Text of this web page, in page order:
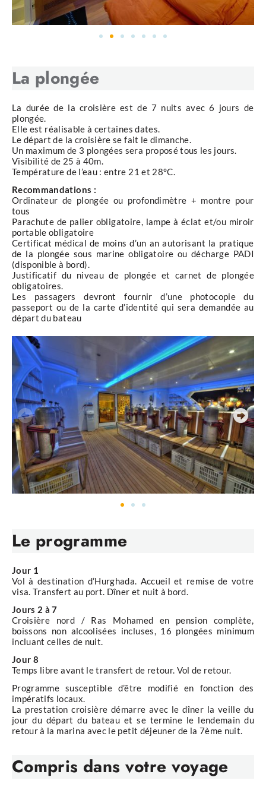
région, cette croisière vous offrira des moments de
pure magie et des souvenirs à jamais gravés dans
La plongée
La durée de la croisière est de 7 nuits avec 6 jours de
plongée.
Elle est réalisable à certaines dates.
Le départ de la croisière se fait le dimanche.
Un maximum de 3 plongées sera proposé tous les jours.
Visibilité de 25 à 40m.
Température de l’eau : entre 21 et 28°C.
Recommandations :
Ordinateur de plongée ou profondimètre + montre pour
tous
Parachute de palier obligatoire, lampe à éclat et/ou miroir
portable obligatoire
Certificat médical de moins d’un an autorisant la pratique
de la plongée sous marine obligatoire ou décharge PADI
(disponible à bord).
Justificatif du niveau de plongée et carnet de plongée
obligatoires.
Les passagers devront fournir d’une photocopie du
passeport ou de la carte d’identité qui sera demandée au
départ du bateau
Le programme
Jour 1
Vol à destination d’Hurghada. Accueil et remise de votre
visa. Transfert au port. Dîner et nuit à bord.
Jours 2 à 7
Croisière nord / Ras Mohamed en pension complète,
boissons non alcoolisées incluses, 16 plongées minimum
incluant celles de nuit.
Jour 8
Temps libre avant le transfert de retour. Vol de retour.
Programme susceptible d’être modifié en fonction des
impératifs locaux.
La prestation croisière démarre avec le dîner la veille du
jour du départ du bateau et se termine le lendemain du
retour à la marina avec le petit déjeuner de la 7ème nuit.
Compris dans votre voyage